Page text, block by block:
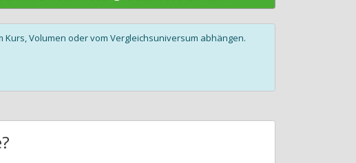
Volumen oder vom Vergleichsuniversum abhängen.